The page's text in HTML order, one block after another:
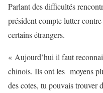
Parlant des difficultés
président compte lutter
certains étrangers.
« Aujourd’hui il faut
chinois. Ils ont les moyens
des cotes, tu pouvais trouver